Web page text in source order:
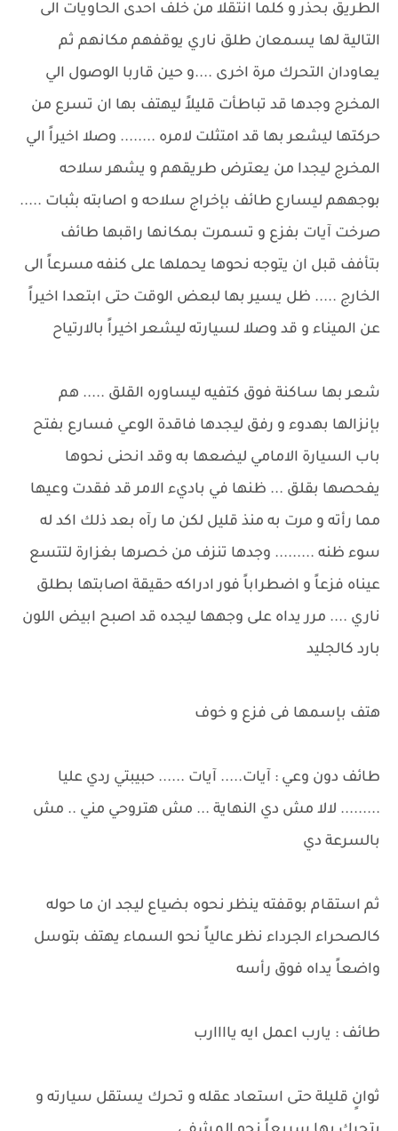
الطريق بحذر و كلما انتقلا من خلف احدى الحاويات الى
التالية لها يسمعان طلق ناري يوقفهم مكانهم ثم
يعاودان التحرك مرة اخرى ....و حين قاربا الوصول الي
المخرج وجدها قد تباطأت قليلاً ليهتف بها ان تسرع من
حركتها ليشعر بها قد امتثلت لامره ........ وصلا اخيراً الي
المخرج ليجدا من يعترض طريقهم و يشهر سلاحه
بوجههم ليسارع طائف بإخراج سلاحه و اصابته بثبات .....
صرخت آيات بفزع و تسمرت بمكانها راقبها طائف
بتأفف قبل ان يتوجه نحوها يحملها على كنفه مسرعاً الى
الخارج ..... ظل يسير بها لبعض الوقت حتى ابتعدا اخيراً
عن الميناء و قد وصلا لسيارته ليشعر اخيراً بالارتياح
شعر بها ساكنة فوق كتفيه ليساوره القلق ..... هم
بإنزالها بهدوء و رفق ليجدها فاقدة الوعي فسارع بفتح
باب السيارة الامامي ليضعها به وقد انحنى نحوها
يفحصها بقلق ... ظنها في باديء الامر قد فقدت وعيها
مما رأته و مرت به منذ قليل لكن ما رآه بعد ذلك اكد له
سوء ظنه ......... وجدها تنزف من خصرها بغزارة لتتسع
عيناه فزعاً و اضطراباً فور ادراكه حقيقة اصابتها بطلق
ناري .... مرر يداه على وجهها ليجده قد اصبح ابيض اللون
بارد كالجليد
هتف بإسمها فى فزع و خوف
طائف دون وعي : آيات..... آيات ...... حبيبتي ردي عليا
......... لالا مش دي النهاية ... مش هتروحي مني .. مش
بالسرعة دي
ثم استقام بوقفته ينظر نحوه بضياع ليجد ان ما حوله
كالصحراء الجرداء نظر عالياً نحو السماء يهتف بتوسل
واضعاً يداه فوق رأسه
طائف : يارب اعمل ايه ياااارب
ثوانٍ قليلة حتى استعاد عقله و تحرك يستقل سيارته و